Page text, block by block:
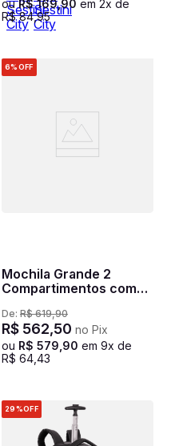
ouR$ 169,90 em 2x de
R$ 84,95
6%OFF
Mochila Grande 2
Compartimentos com
Preto
De: R$ 619,90
R$ 562,50 no Pix
ou R$ 579 90 em 9x de
R$ 64 43
29%OFF